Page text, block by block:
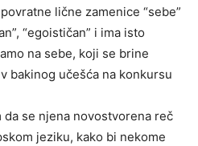
lične zamenice “sebe”
“egoističan” i ima isto
na sebe, koji se brine
bakinog učešća na konkursu
se njena novostvorena reč
jeziku, kako bi nekome